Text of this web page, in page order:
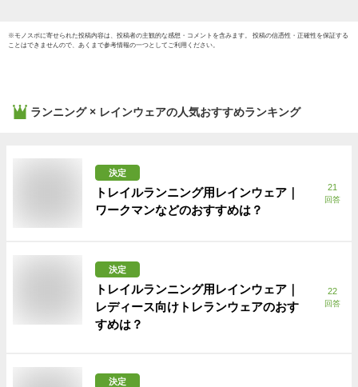
※モノスポに寄せられた投稿内容は、投稿者の主観的な感想・コメントを含みます。 投稿の信憑性・正確性を保証する
ことはできませんので、あくまで参考情報の一つとしてご利用ください。
ランニング × レインウェアの人気おすすめランキング
決定
トレイルランニング用レインウェア｜
ワークマンなどのおすすめは？
21
回答
決定
トレイルランニング用レインウェア｜
レディース向けトレランウェアのおす
すめは？
22
回答
決定